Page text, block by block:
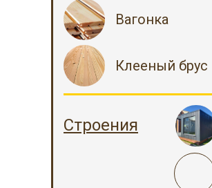
Клееный брус
Вагонка
Строения